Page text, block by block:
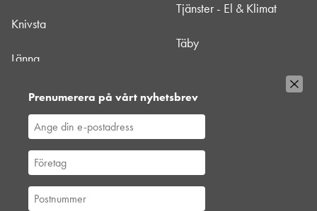
Prenumerera på vårt nyhetsbrev
Knivsta
Länna
Mörbylånga - HLL Nära
Nacka
Norrtälje
Tjänster - El & Klimat
Täby
Värtan